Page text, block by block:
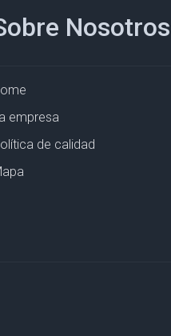
Nosotros
empresa
de calidad